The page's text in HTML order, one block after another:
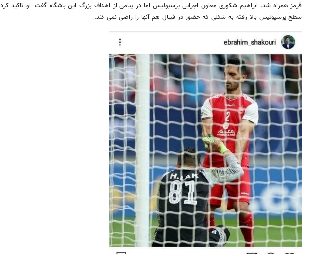
قرمز همراه شد. ابراهیم شکوری معاون اجرایی پرسپولیس اما در پیامی از اهداف بزرگ این باشگاه گفت. او تاکید کرد
سطح پرسپولیس بالا رفته به شکلی که حضور در فینال هم آنها را راضی نمی کند.